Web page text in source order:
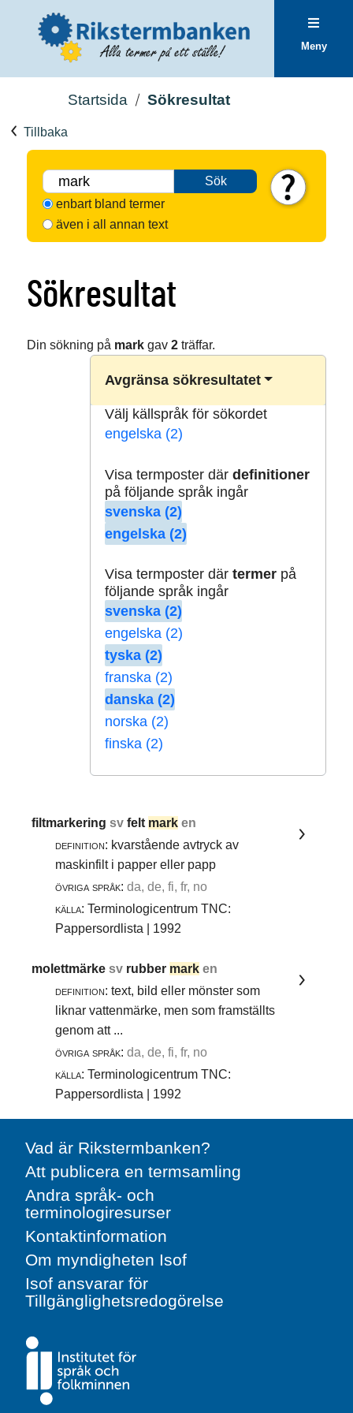
Meny
Startsida Sökresultat
Tillbaka
Sök
enbart bland termer
även i all annan text
Sökresultat
Din sökning på markgav 2träffar.
Avgränsa sökresultatet
Välj källspråk för sökordet
engelska (2)
Visa termposter där definitioner
på följande språk ingår
svenska (2)
engelska (2)
Visa termposter där termerpå
följande språk ingår
svenska (2)
engelska (2)
tyska (2)
franska (2)
danska (2)
norska (2)
finska (2)
filtmarkeringsvfelt mark en
definition: kvarstående avtryck av
maskinfilt i papper eller papp
övriga språk: da, de, fi, fr, no
källa: Terminologicentrum TNC:
Pappersordlista | 1992
molettmärkesv rubber mark en
definition: text, bild eller mönster som
liknar vattenmärke, men som framställts
genom att ...
övriga språk: da, de, fi, fr, no
källa: Terminologicentrum TNC:
Pappersordlista | 1992
Vad är Rikstermbanken?
Att publicera en termsamling
Andra språk- och
terminologiresurser
Kontaktinformation
Om myndigheten Isof
Isof ansvarar för
Tillgänglighetsredogörelse